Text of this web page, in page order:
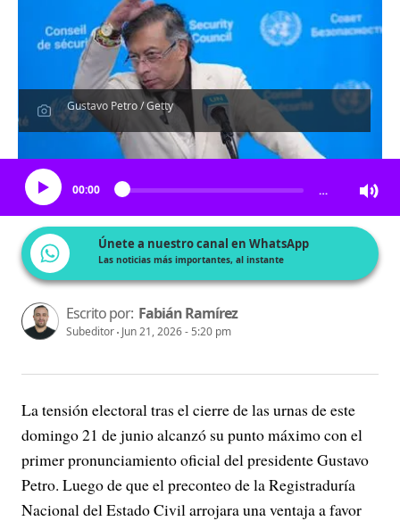
Gustavo Petro / Getty
Escucha el artículo
00:00 …
Únete a nuestro canal en WhatsApp
Las noticias más importantes, al instante
Escrito por: Fabián Ramírez
Subeditor Jun 21, 2026 - 5:20 pm
La tensión electoral tras el cierre de las urnas de este
domingo 21 de junio alcanzó su punto máximo con el
primer pronunciamiento oficial del presidente Gustavo
Petro. Luego de que el preconteo de la Registraduría
Nacional del Estado Civil arrojara una ventaja a favor